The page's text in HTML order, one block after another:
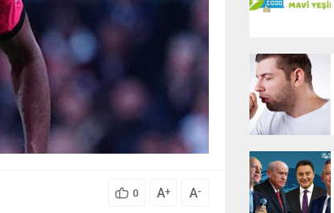
0 A+ A-